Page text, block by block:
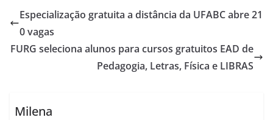
Especialização gratuita a distância da UFABC abre 21
0 vagas
FURG seleciona alunos para cursos gratuitos EAD de
Pedagogia, Letras, Física e LIBRAS
Milena